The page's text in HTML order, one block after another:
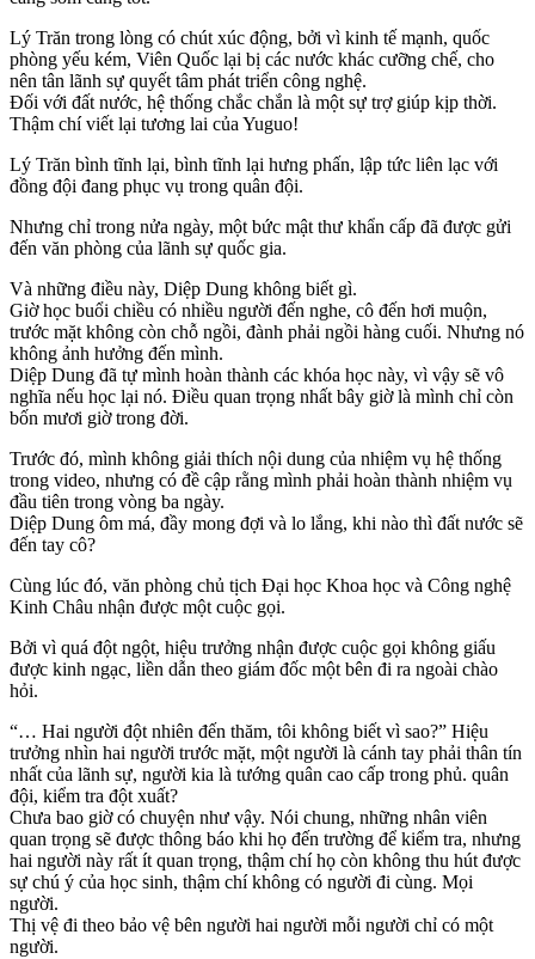
Lý Trăn trong lòng có chút xúc động, bởi vì kinh tế mạnh, quốc
phòng yếu kém, Viên Quốc lại bị các nước khác cưỡng chế, cho
nên tân lãnh sự quyết tâm phát triển công nghệ.
Đối với đất nước, hệ thống chắc chắn là một sự trợ giúp kịp thời.
Thậm chí viết lại tương lai của Yuguo!
Lý Trăn bình tĩnh lại, bình tĩnh lại hưng phấn, lập tức liên lạc với
đồng đội đang phục vụ trong quân đội.
Nhưng chỉ trong nửa ngày, một bức mật thư khẩn cấp đã được gửi
đến văn phòng của lãnh sự quốc gia.
Và những điều này, Diệp Dung không biết gì.
Giờ học buổi chiều có nhiều người đến nghe, cô đến hơi muộn,
trước mặt không còn chỗ ngồi, đành phải ngồi hàng cuối. Nhưng nó
không ảnh hưởng đến mình.
Diệp Dung đã tự mình hoàn thành các khóa học này, vì vậy sẽ vô
nghĩa nếu học lại nó. Điều quan trọng nhất bây giờ là mình chỉ còn
bốn mươi giờ trong đời.
Trước đó, mình không giải thích nội dung của nhiệm vụ hệ thống
trong video, nhưng có đề cập rằng mình phải hoàn thành nhiệm vụ
đầu tiên trong vòng ba ngày.
Diệp Dung ôm má, đầy mong đợi và lo lắng, khi nào thì đất nước sẽ
đến tay cô?
Cùng lúc đó, văn phòng chủ tịch Đại học Khoa học và Công nghệ
Kinh Châu nhận được một cuộc gọi.
Bởi vì quá đột ngột, hiệu trưởng nhận được cuộc gọi không giấu
được kinh ngạc, liền dẫn theo giám đốc một bên đi ra ngoài chào
hỏi.
“… Hai người đột nhiên đến thăm, tôi không biết vì sao?” Hiệu
trưởng nhìn hai người trước mặt, một người là cánh tay phải thân tín
nhất của lãnh sự, người kia là tướng quân cao cấp trong phủ. quân
đội, kiểm tra đột xuất?
Chưa bao giờ có chuyện như vậy. Nói chung, những nhân viên
quan trọng sẽ được thông báo khi họ đến trường để kiểm tra, nhưng
hai người này rất ít quan trọng, thậm chí họ còn không thu hút được
sự chú ý của học sinh, thậm chí không có người đi cùng. Mọi
người.
Thị vệ đi theo bảo vệ bên người hai người mỗi người chỉ có một
người.